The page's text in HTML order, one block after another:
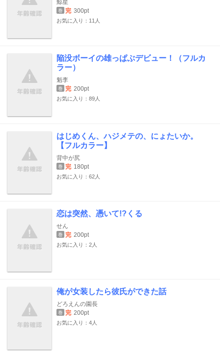
鯨星
巻 完 300pt
お気に入り：11人
陥没ボーイの雄っぱぶデビュー！（フルカ
ラー）
魁李
巻 完 200pt
お気に入り：89人
はじめくん、ハジメテの、にょたいか。
【フルカラー】
背中が尻
巻 完 180pt
お気に入り：62人
恋は突然、憑いて!?くる
せん
巻 完 200pt
お気に入り：2人
俺が女装したら彼氏ができた話
どろえんの園長
巻 完 200pt
お気に入り：4人